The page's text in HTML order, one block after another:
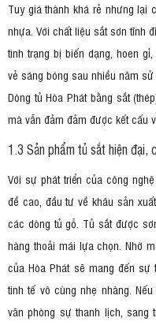
Tuy giá thành khá rẻ nhưng lại
nhựa. Với chất liệu sắt sơn tĩnh
tình trạng bị biến dạng, hoen
vẻ sáng bóng sau nhiều năm sử
Dòng tủ Hòa Phát bằng sắt
mà vẫn đảm đảm được kết cấu
1.3 Sản phẩm tủ sắt hiện đại,
Với sự phát triển của công
đề cao, đầu tư về khâu sản
các dòng tủ gỗ. Tủ sắt được
hàng thoải mái lựa chọn. Nhờ
của Hòa Phát sẽ mang đến
tinh tế vô cùng nhẹ nhàng.
văn phòng sự thanh lịch, sang